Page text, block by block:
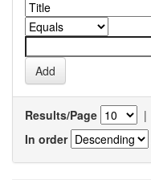
Results/Page |
In order